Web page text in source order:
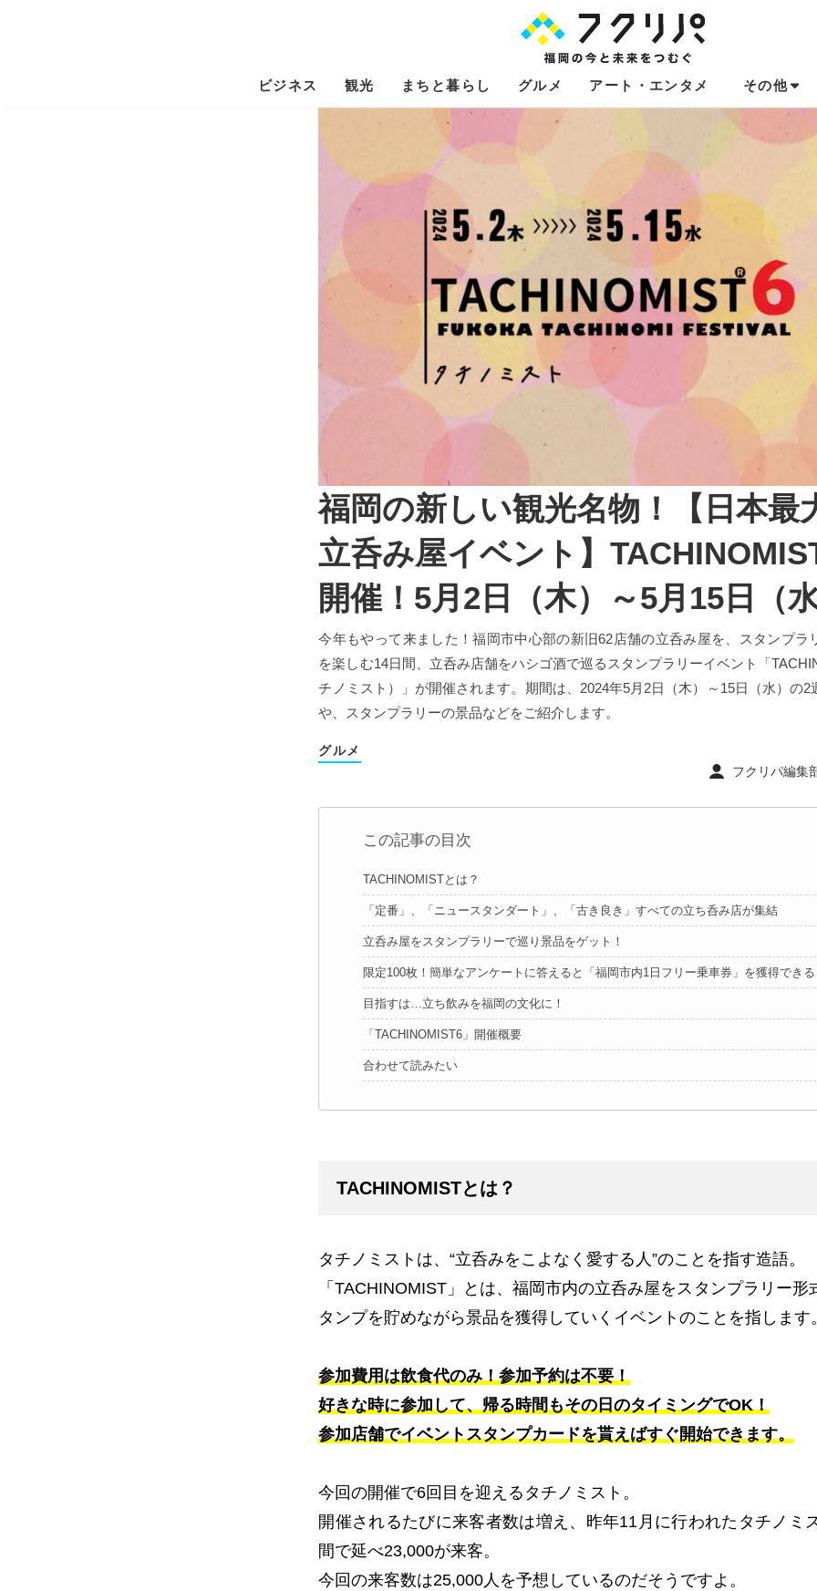
ビジネス 観光 まちと暮らし グルメ アート・エンタメ その他
これからのお
福岡あるある
連載
不動産コラム
福岡の新しい観光名物！【日本最
立呑み屋イベント】
開催！5月2日（木）～5月15日（
今年もやって来ました！福岡市中心部の新旧62店舗の立呑み屋を、スタンプラ
を楽しむ14日間、立呑み店舗をハシゴ酒で巡るスタンプラリーイベント「
チノミスト）」が開催されます。期間は、2024年5月2日（木）～15日（水）の2
や、スタンプラリーの景品などをご紹介します。
グルメ
フクリパ編集
この記事の目次
TACHINOMISTとは？
「定番」、「ニュースタンダート」、「古き良き」すべての立ち呑み店が集結
立呑み屋をスタンプラリーで巡り景品をゲット！
限定100枚！簡単なアンケートに答えると「福岡市内1日フリー乗車券」を獲得でき
目指すは…立ち飲みを福岡の文化に！
「TACHINOMIST6」開催概要
合わせて読みたい
TACHINOMISTとは？
タチノミストは、“立呑みをこよなく愛する人”のことを指す造語。
「TACHINOMIST」とは、福岡市内の立呑み屋をスタンプラリー形
タンプを貯めながら景品を獲得していくイベントのことを指します
参加費用は飲食代のみ！参加予約は不要！
好きな時に参加して、帰る時間もその日のタイミングでOK！
参加店舗でイベントスタンプカードを貰えばすぐ開始できます。
今回の開催で6回目を迎えるタチノミスト。
開催されるたびに来客者数は増え、昨年11月に行われたタチノミ
間で延べ23,000が来客。
今回の来客数は25,000人を予想しているのだそうですよ。